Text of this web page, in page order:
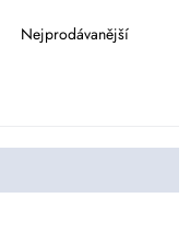
Nejprodávanější